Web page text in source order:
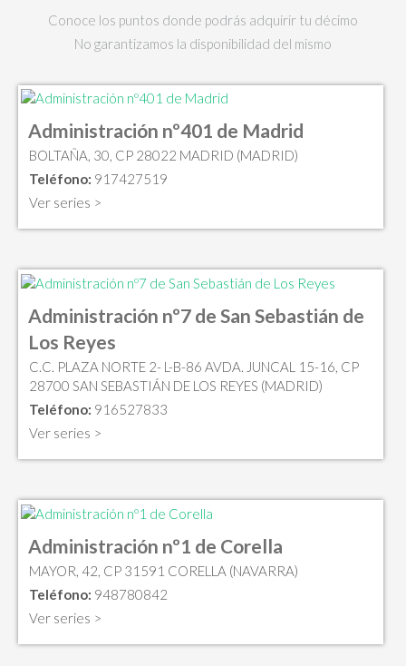
Conoce los puntos donde podrás adquirir tu décimo
No garantizamos la disponibilidad del mismo
Administración nº401 de Madrid
BOLTAÑA, 30, CP 28022 MADRID (MADRID)
Teléfono: 917427519
Ver series >
Administración nº7 de San Sebastián de
Los Reyes
C.C. PLAZA NORTE 2- L-B-86 AVDA. JUNCAL 15-16, CP
28700 SAN SEBASTIÁN DE LOS REYES (MADRID)
Teléfono: 916527833
Ver series >
Administración nº1 de Corella
MAYOR, 42, CP 31591 CORELLA (NAVARRA)
Teléfono: 948780842
Ver series >